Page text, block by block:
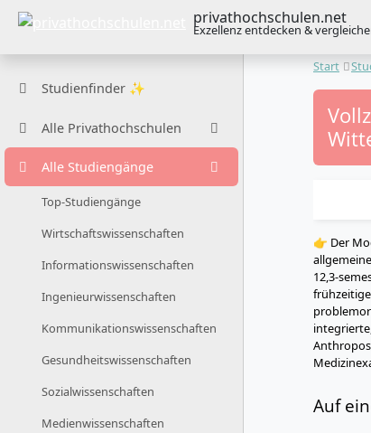
privathochschulen.net
Exzellenz entdecken &
Studienfinder ✨
Alle Privathochschulen
Alle Studiengänge
Top-Studiengänge
Wirtschaftswissenschaften
Informationswissenschaften
Ingenieurwissenschaften
Kommunikationswissenschaften
Gesundheitswissenschaften
Sozialwissenschaften
Medienwissenschaften
Start
👉 Der
12,3-
Auf